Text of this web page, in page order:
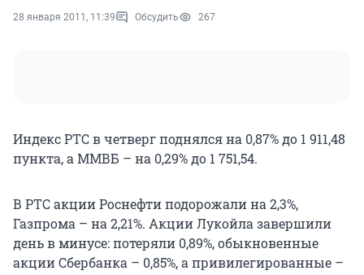
28 января 2011, 11:39 Обсудить 267
Индекс РТС в четверг поднялся на 0,87% до 1 911,48
пункта, а ММВБ – на 0,29% до 1 751,54.
В РТС акции Роснефти подорожали на 2,3%,
Газпрома – на 2,21%. Акции Лукойла завершили
день в минусе: потеряли 0,89%, обыкновенные
акции Сбербанка – 0,85%, а привилегированные –